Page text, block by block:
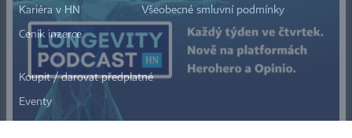
Kariéra v HN
Ceník inzerce
Všeobecné smluvní podmínky
Koupit / darovat předplatné
Eventy